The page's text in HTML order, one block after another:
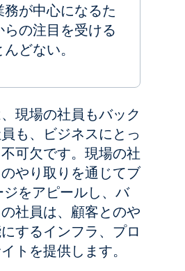
が中心になるた
の注目を受ける
どない。
現場の社員もバック
も、ビジネスにとっ
可欠です。現場の社
やり取りを通じてブ
ジをアピールし、バ
社員は、顧客とのや
するインフラ、プロ
トを提供します。